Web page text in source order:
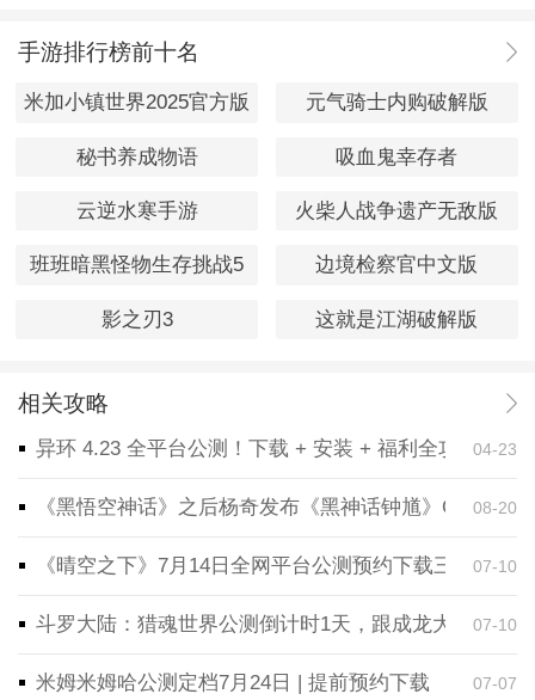
手游排行榜前十名
米加小镇世界2025官方版 元气骑士内购破解版
秘书养成物语 吸血鬼幸存者
云逆水寒手游 火柴人战争遗产无敌版
班班暗黑怪物生存挑战5 边境检察官中文版
影之刃3 这就是江湖破解版
相关攻略
异环 4.23 全平台公测！下载 + 安装 + 福利全攻略，一
04-23
《黑悟空神话》之后杨奇发布《黑神话钟馗》CG！预
08-20
《晴空之下》7月14日全网平台公测预约下载三端同步
07-10
斗罗大陆：猎魂世界公测倒计时1天，跟成龙大哥一起
07-10
米姆米姆哈公测定档7月24日 | 提前预约下载 07-07